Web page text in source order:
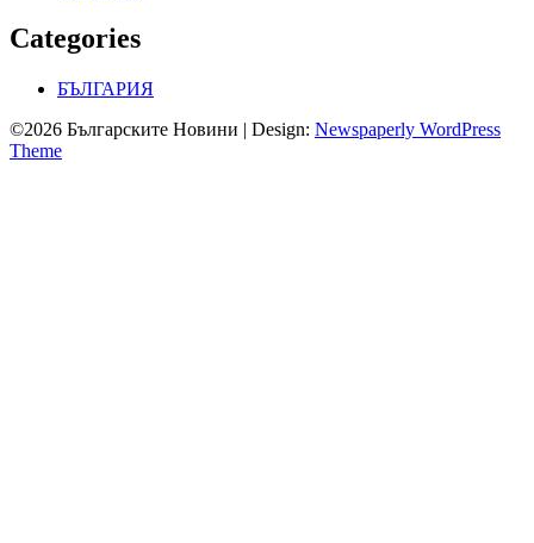
Categories
БЪЛГАРИЯ
©2026 Българските Новини | Design: Newspaperly WordPress
Theme